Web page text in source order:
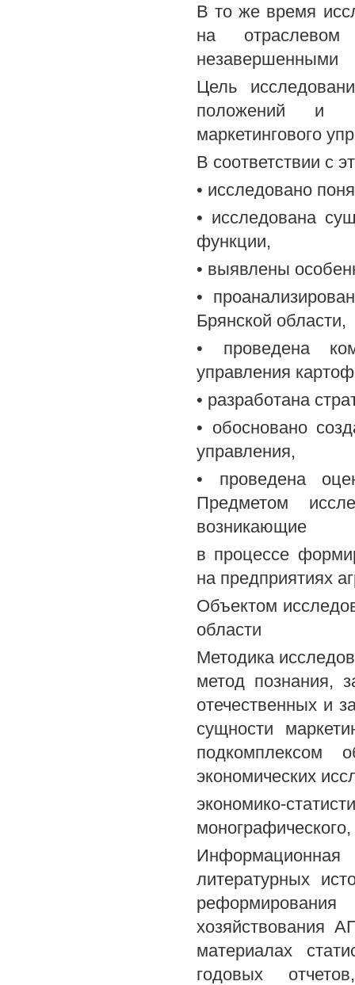
В то же время
на
незавершенными
Цель
положений и
маркетингового
В соответствии с
• исследовано
• исследована
функции,
• выявлены
•
Брянской области,
• проведена
управления
• разработана
• обосновано
управления,
• проведена
Предметом
возникающие
в процессе
на предприятиях
Объектом
области
Методика
метод познания,
отечественных и
сущности
подкомплексом
экономических
экономико-
литературных
хозяйствования
материалах
годовых